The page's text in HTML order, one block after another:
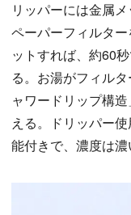
リッパーには金属
ペーパーフィルタ
ットすれば、約60
る。お湯がフィル
ャワードリップ構
える。ドリッパー
能付きで、濃度は濃